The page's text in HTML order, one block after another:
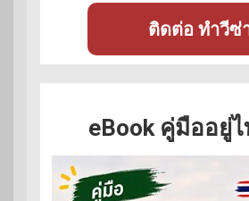
ติดต่อ ทำวีซ่
eBook คู่มืออยู่